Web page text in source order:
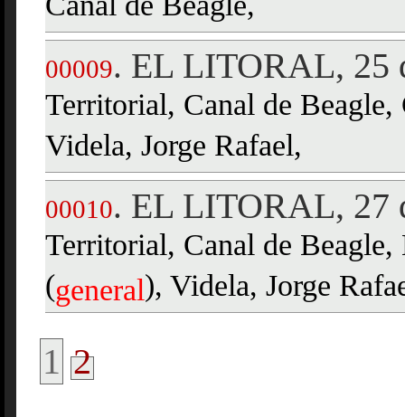
00009. EL LITORAL, 25
Territorial, Canal de
Videla, Jorge Rafael,
00010. EL LITORAL, 27
Territorial, Canal de
(general), Videla, Jorge
1 2